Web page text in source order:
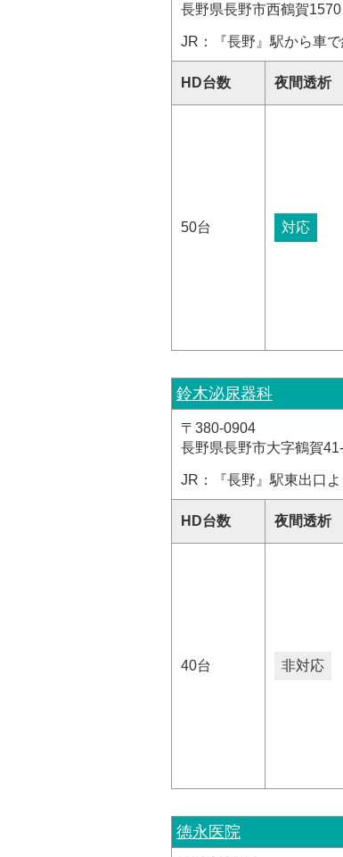
長野県長野市西鶴賀1570
JR：『長野』駅から車で
HD台数 夜間透析
50台 対応
鈴木泌尿器科
〒380-0904
長野県長野市大字鶴賀
JR：『長野』駅東出口よ
HD台数 夜間透析
40台 非対応
徳永医院